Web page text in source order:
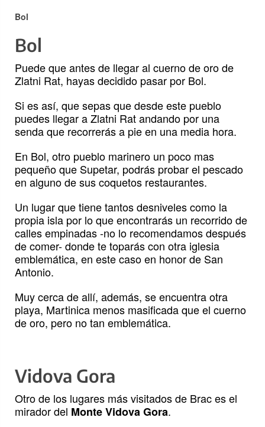
Bol
Bol
Puede que antes de llegar al cuerno de oro de
Zlatni Rat, hayas decidido pasar por Bol.
Si es así, que sepas que desde este pueblo
puedes llegar a Zlatni Rat andando por una
senda que recorrerás a pie en una media hora.
En Bol, otro pueblo marinero un poco mas
pequeño que Supetar, podrás probar el pescado
en alguno de sus coquetos restaurantes.
Un lugar que tiene tantos desniveles como la
propia isla por lo que encontrarás un recorrido de
calles empinadas -no lo recomendamos después
de comer- donde te toparás con otra iglesia
emblemática, en este caso en honor de San
Antonio.
Muy cerca de allí, además, se encuentra otra
playa, Martinica menos masificada que el cuerno
de oro, pero no tan emblemática.
Vidova Gora
Otro de los lugares más visitados de Brac es el
mirador del Monte Vidova Gora.